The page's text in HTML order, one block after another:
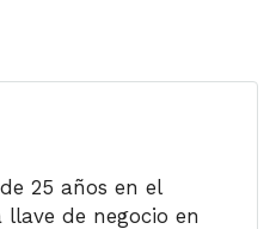
25 años en el
de negocio en